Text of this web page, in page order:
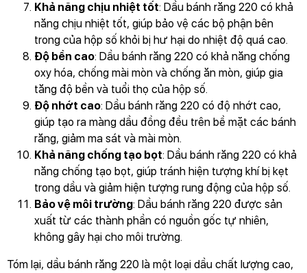
Khả năng chịu nhiệt tốt: Dầu bánh răng 220 có khả
năng chịu nhiệt tốt, giúp bảo vệ các bộ phận bên
trong của hộp số khỏi bị hư hại do nhiệt độ quá cao.
Độ bền cao: Dầu bánh răng 220 có khả năng chống
oxy hóa, chống mài mòn và chống ăn mòn, giúp gia
tăng độ bền và tuổi thọ của hộp số.
Độ nhớt cao: Dầu bánh răng 220 có độ nhớt cao,
giúp tạo ra màng dầu đồng đều trên bề mặt các bánh
răng, giảm ma sát và mài mòn.
Khả năng chống tạo bọt: Dầu bánh răng 220 có khả
năng chống tạo bọt, giúp tránh hiện tượng khí bị kẹt
trong dầu và giảm hiện tượng rung động của hộp số.
Bảo vệ môi trường: Dầu bánh răng 220 được sản
xuất từ các thành phần có nguồn gốc tự nhiên,
không gây hại cho môi trường.
Tóm lại, dầu bánh răng 220 là một loại dầu chất lượng cao,